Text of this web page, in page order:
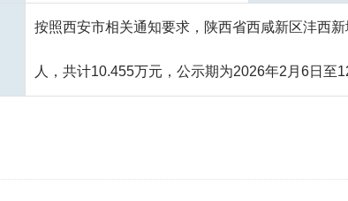
按照西安市相关通知要求，陕西省西咸新区沣西
人，共计10.455万元，公示期为2026年2月6日至